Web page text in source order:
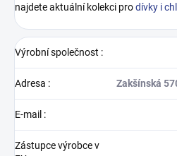
najdete aktuální kolekci prodívky i
Výrobní společnost :
Adresa : Zakšínská
E-mail :
Zástupce výrobce v